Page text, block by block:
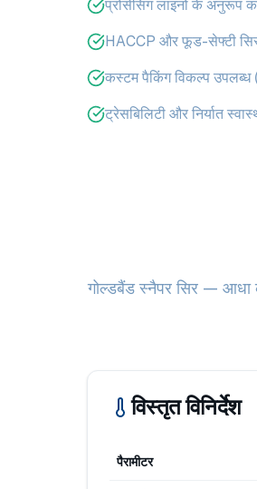
प्रोसेसिंग लाइनों के अनुरूप
HACCP और फूड-सेफ्टी
कस्टम पैकिंग विकल्प उपलब्ध
ट्रेसबिलिटी और निर्यात
गोल्डबैंड स्नैपर सिर — आधा
विस्तृत विनिर्देश
पैरामीटर